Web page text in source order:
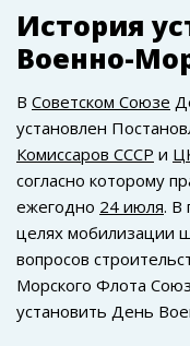
История
Военно-
В Советском Союзе
установлен
Комиссаров СССР и
согласно которому
ежегодно 24 июля. В
целях мобилизации
вопросов
Морского Флота
установить День